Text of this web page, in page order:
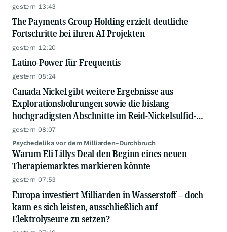
gestern 13:43
The Payments Group Holding erzielt deutliche
Fortschritte bei ihren AI-Projekten
gestern 12:20
Latino-Power für Frequentis
gestern 08:24
Canada Nickel gibt weitere Ergebnisse aus
Explorationsbohrungen sowie die bislang
hochgradigsten Abschnitte im Reid-Nickelsulfid-
Projekt bekannt
gestern 08:07
Psychedelika vor dem Milliarden-Durchbruch
Warum Eli Lillys Deal den Beginn eines neuen
Therapiemarktes markieren könnte
gestern 07:53
Europa investiert Milliarden in Wasserstoff – doch
kann es sich leisten, ausschließlich auf
Elektrolyseure zu setzen?